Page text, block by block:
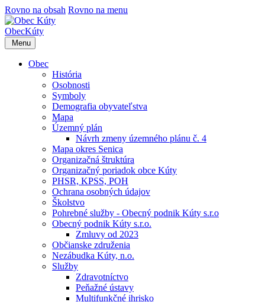
Rovno na obsah Rovno na menu
ObecKúty
Menu
Obec
História
Osobnosti
Symboly
Demografia obyvateľstva
Mapa
Územný plán
Návrh zmeny územného plánu č. 4
Mapa okres Senica
Organizačná štruktúra
Organizačný poriadok obce Kúty
PHSR, KPSS, POH
Ochrana osobných údajov
Školstvo
Pohrebné služby - Obecný podnik Kúty s.r.o
Obecný podnik Kúty s.r.o.
Zmluvy od 2023
Občianske združenia
Nezábudka Kúty, n.o.
Služby
Zdravotníctvo
Peňažné ústavy
Multifunkčné ihrisko